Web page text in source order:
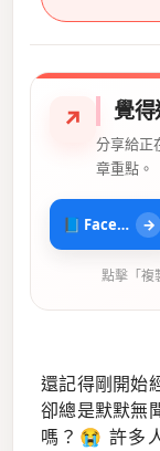
↗ 覺得
分享給正
章重點。
📘 Facebook →
點擊「複
還記得剛開始
卻總是默默無
嗎？😭 許多